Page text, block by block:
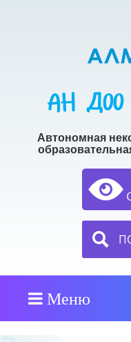
АН ДОО
Автономная
Меню